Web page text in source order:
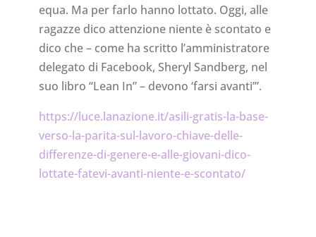
equa. Ma per farlo hanno lottato. Oggi, alle
ragazze dico attenzione niente è scontato e
dico che – come ha scritto l’amministratore
delegato di Facebook, Sheryl Sandberg, nel
suo libro “Lean In” – devono ‘farsi avanti’”.
https://luce.lanazione.it/asili-gratis-la-base-
verso-la-parita-sul-lavoro-chiave-delle-
differenze-di-genere-e-alle-giovani-dico-
lottate-fatevi-avanti-niente-e-scontato/